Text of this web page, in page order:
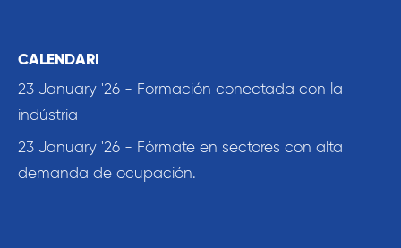
CALENDARI
23 January '26 - Formación conectada con la
indústria
23 January '26 - Fórmate en sectores con alta
demanda de ocupación.